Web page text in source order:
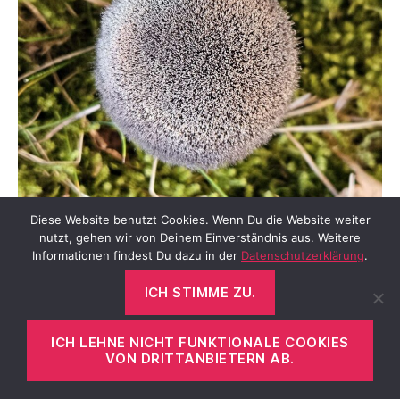
Gesichtspuder ist meinMust-have bei Make-up
und das trage ich am liebsten mit einem dicken
Pinsel auf. Dieser rund gebundene Pinsel mit
unfallfrei überall hin mitzunehmen. Puder
Diese Website benutzt Cookies. Wenn Du die Website weiter
nutzt, gehen wir von Deinem Einverständnis aus. Weitere
Informationen findest Du dazu in der Datenschutzerklärung.
ICH STIMME ZU.
ICH LEHNE NICHT FUNKTIONALE COOKIES
VON DRITTANBIETERN AB.